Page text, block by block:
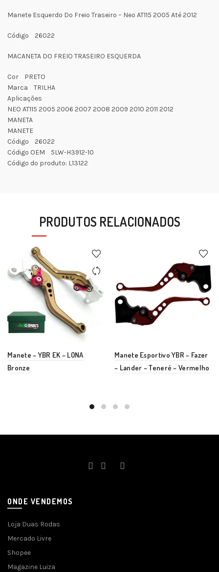
Manete Esquerdo Do Freio Traseiro – Neo AT115 2005 Até 2012
Código 26022
MACANETA DO FREIO TRASEIRO ESQUERDA
Cor PRETO
Marca TRILHA
Aplicações
NEO AT115 2005 2006 2007 2008 2009 2010 2011 2012
MANETA
MANETE
Código 26022
Código OEM 5LW-H3912-10
Código do produto: L13122
PRODUTOS RELACIONADOS
Manete – YBR EK – LONA
Bronze
Manete Esportivo YBR – Fazer
– Lander – Teneré – Vermelho
ONDE VENDEMOS
Loja Duas Rodas
Mercado Livre
Shopee
Magazine Luiza